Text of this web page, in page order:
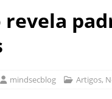
industriais
[ 06/08/2026 ]
[ 06/08/2026 ]
revela
mindsecblog Artigos,